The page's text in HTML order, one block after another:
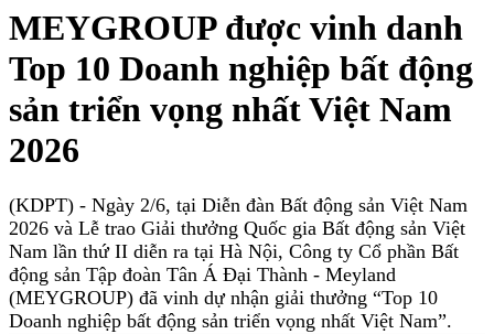
MEYGROUP được vinh danh
Top 10 Doanh nghiệp bất động
sản triển vọng nhất Việt Nam
2026
(KDPT) - Ngày 2/6, tại Diễn đàn Bất động sản Việt Nam
2026 và Lễ trao Giải thưởng Quốc gia Bất động sản Việt
Nam lần thứ II diễn ra tại Hà Nội, Công ty Cổ phần Bất
động sản Tập đoàn Tân Á Đại Thành - Meyland
(MEYGROUP) đã vinh dự nhận giải thưởng “Top 10
Doanh nghiệp bất động sản triển vọng nhất Việt Nam”.